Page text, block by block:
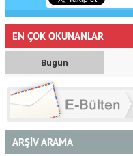
EN ÇOK OKUNANLAR
Bugün
ARŞİV ARAMA